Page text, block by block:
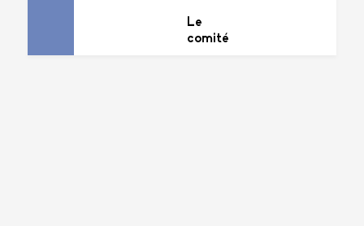
Le
comité